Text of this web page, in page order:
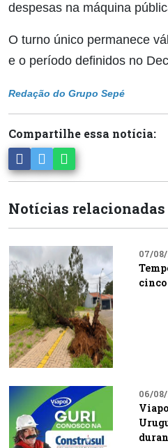
despesas na máquina
O turno único permanece
e o período definidos no
Redação do Grupo Sepé
Compartilhe essa notícia:
Notícias relacionadas
07/
cinco
06/08/